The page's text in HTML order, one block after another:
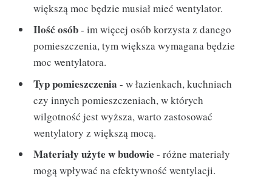
większą moc będzie musiał mieć wentylator.
Ilość osób- im więcej osób korzysta z danego
pomieszczenia, tym większa wymagana będzie
moc wentylatora.
Typ pomieszczenia - w łazienkach, kuchniach
czy innych pomieszczeniach, w których
wilgotność jest wyższa, warto zastosować
wentylatory z większą mocą.
Materiały użyte w budowie - różne materiały
mogą wpływać na efektywność wentylacji.